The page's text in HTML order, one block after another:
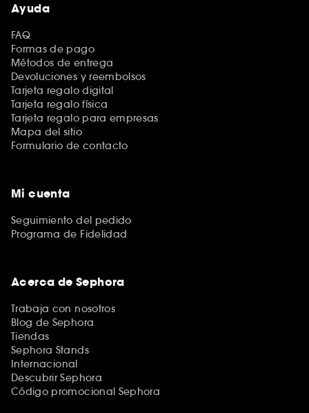
Ayuda
FAQ
Formas de pago
Métodos de entrega
Devoluciones y reembolsos
Tarjeta regalo digital
Tarjeta regalo física
Tarjeta regalo para empresas
Mapa del sitio
Formulario de contacto
Mi cuenta
Seguimiento del pedido
Programa de Fidelidad
Acerca de Sephora
Trabaja con nosotros
Blog de Sephora
Tiendas
Sephora Stands
Internacional
Descubrir Sephora
Código promocional Sephora